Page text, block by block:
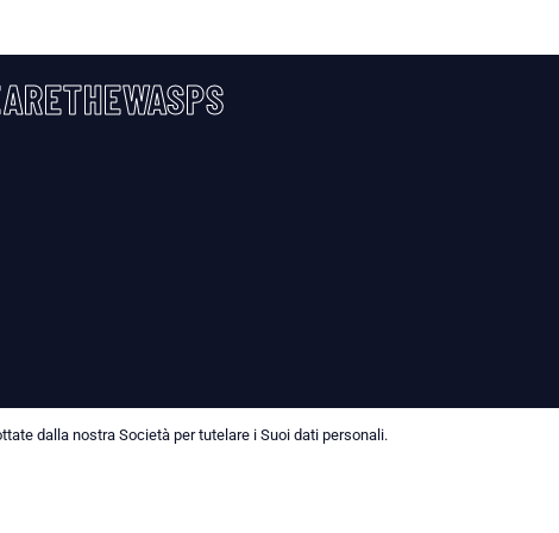
dalla nostra Società per tutelare i Suoi dati personali.